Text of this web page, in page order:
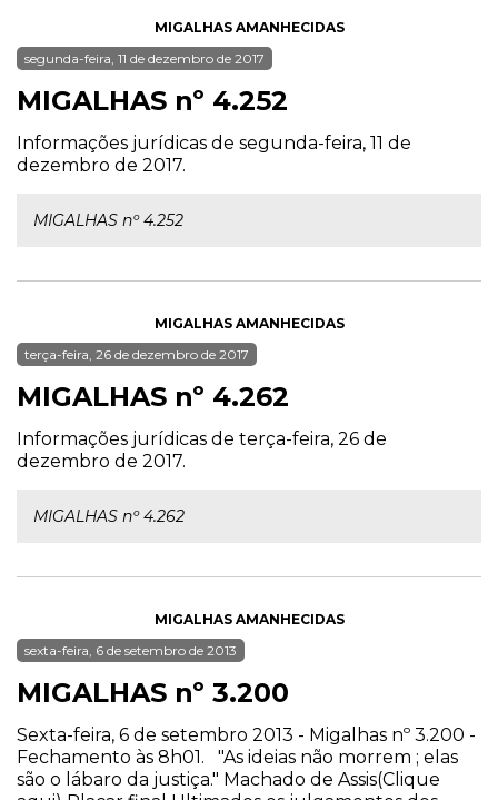
MIGALHAS AMANHECIDAS
segunda-feira, 11 de dezembro de 2017
MIGALHAS nº 4.252
Informações jurídicas de segunda-feira, 11 de
dezembro de 2017.
MIGALHAS nº 4.252
MIGALHAS AMANHECIDAS
terça-feira, 26 de dezembro de 2017
MIGALHAS nº 4.262
Informações jurídicas de terça-feira, 26 de
dezembro de 2017.
MIGALHAS nº 4.262
MIGALHAS AMANHECIDAS
sexta-feira, 6 de setembro de 2013
MIGALHAS nº 3.200
Sexta-feira, 6 de setembro 2013 - Migalhas nº 3.200 -
Fechamento às 8h01. "As ideias não morrem ; elas
são o lábaro da justiça." Machado de Assis(Clique